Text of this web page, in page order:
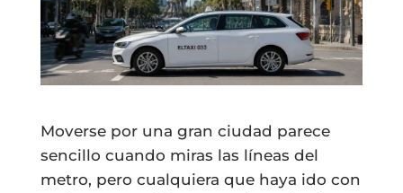
Moverse por una gran ciudad parece
sencillo cuando miras las líneas del
metro, pero cualquiera que haya ido con